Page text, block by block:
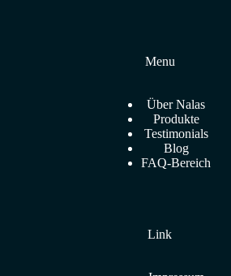
Menu
Über Nalas
Produkte
Testimonials
Blog
FAQ-Bereich
Link